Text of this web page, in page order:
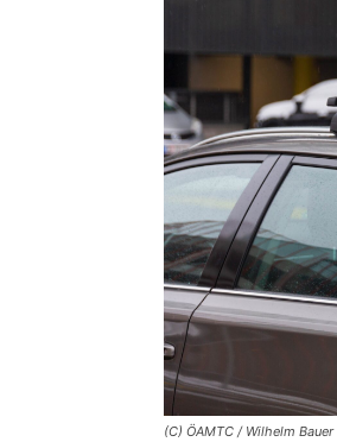
(C) ÖAMTC / Wilhelm Bauer